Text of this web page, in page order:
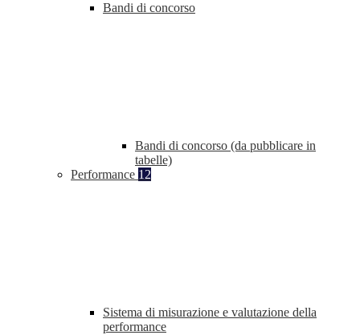
Bandi di concorso
Bandi di concorso (da pubblicare in
tabelle)
Performance 12
Sistema di misurazione e valutazione della
performance